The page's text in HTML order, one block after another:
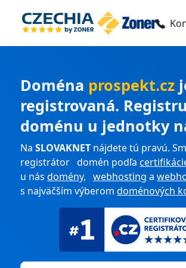
Doména prospekt.cz
registrovaná.
doménu u jednotky
NaSLOVAKNET nájdete tú pravú.
registrátor domén podľa
u násdomény,webhosting a
s najväčším výberomdoménových